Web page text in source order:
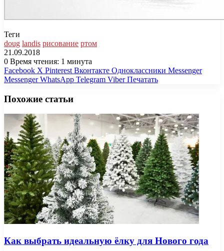
Теги
doug landis рисование ртом
21.09.2018
0 Время чтения: 1 минута
Facebook X Pinterest Вконтакте Одноклассники Messenger
Messenger WhatsApp Telegram Viber Печатать
Похожие статьи
Как выбрать идеальную ёлку для Нового года